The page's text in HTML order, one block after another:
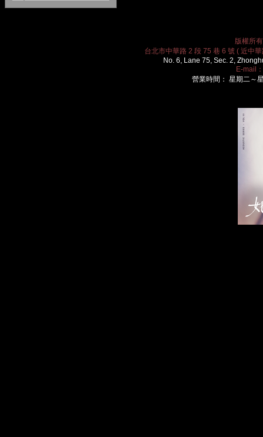
版權所
台北市中華路 2 段 75 巷 6 號 ( 近中
No. 6, Lane 75, Sec. 2,
E-mail：
營業時間： 星期二～